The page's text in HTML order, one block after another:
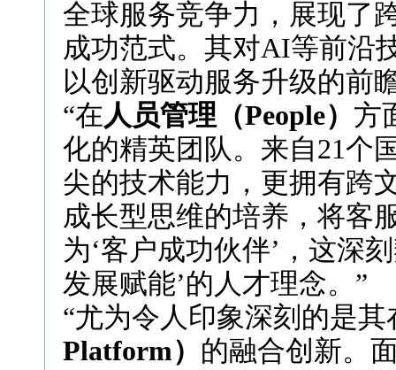
全球服务竞争力，展现了
成功范式。其对AI等前沿
以创新驱动服务升级的前
“在人员管理（People） 方
化的精英团队。来自21个
尖的技术能力，更拥有跨
成长型思维的培养，将客
为‘客户成功伙伴’，这深
发展赋能’的人才理念。”
“尤为令人印象深刻的是其
Platform） 的融合创新。